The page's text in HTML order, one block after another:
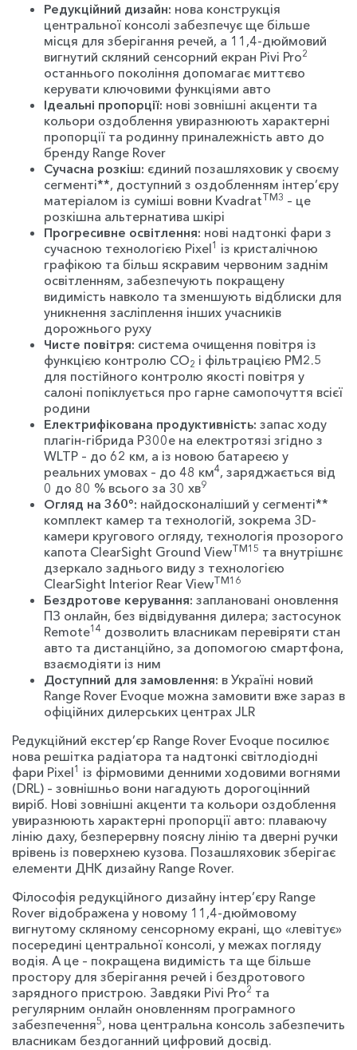
Редукційний дизайн: нова конструкція
центральної консолі забезпечує ще більше
місця для зберігання речей, а 11,4-дюймовий
вигнутий скляний сенсорний екран Pivi Pro2
останнього покоління допомагає миттєво
керувати ключовими функціями авто
Ідеальні пропорції: нові зовнішні акценти та
кольори оздоблення увиразнюють характерні
пропорції та родинну приналежність авто до
бренду Range Rover
Сучасна розкіш: єдиний позашляховик у своєму
сегменті**, доступний з оздобленням інтер’єру
матеріалом із суміші вовни KvadratTM3 – це
розкішна альтернатива шкірі
Прогресивне освітлення: нові надтонкі фари з
сучасною технологією Pixel1 із кристалічною
графікою та більш яскравим червоним заднім
освітленням, забезпечують покращену
видимість навколо та зменшують відблиски для
уникнення засліплення інших учасників
дорожнього руху
Чисте повітря: система очищення повітря із
функцією контролю CO2 і фільтрацією PM2.5
для постійного контролю якості повітря у
салоні попіклується про гарне самопочуття всієї
родини
Електрифікована продуктивність: запас ходу
плагін-гібрида P300e на електротязі згідно з
WLTP – до 62 км, а із новою батареєю у
реальних умовах – до 48 км4, заряджається від
0 до 80 % всього за 30 хв9
Огляд на 360°: найдосконаліший у сегменті**
комплект камер та технологій, зокрема 3D-
камери кругового огляду, технологія прозорого
капота ClearSight Ground ViewTM15 та внутрішнє
дзеркало заднього виду з технологією
ClearSight Interior Rear ViewTM16
Бездротове керування: заплановані оновлення
ПЗ онлайн, без відвідування дилера; застосунок
Remote14 дозволить власникам перевіряти стан
авто та дистанційно, за допомогою смартфона,
взаємодіяти із ним
Доступний для замовлення: в Україні новий
Range Rover Evoque можна замовити вже зараз в
офіційних дилерських центрах JLR
Редукційний екстер’єр Range Rover Evoque посилює
нова решітка радіатора та надтонкі світлодіодні
фари Pixel1 із фірмовими денними ходовими вогнями
(DRL) – зовнішньо вони нагадують дорогоцінний
виріб. Нові зовнішні акценти та кольори оздоблення
увиразнюють характерні пропорції авто: плаваючу
лінію даху, безперервну поясну лінію та дверні ручки
врівень із поверхнею кузова. Позашляховик зберігає
елементи ДНК дизайну Range Rover.
Філософія редукційного дизайну інтер’єру Range
Rover відображена у новому 11,4-дюймовому
вигнутому скляному сенсорному екрані, що «левітує»
посередині центральної консолі, у межах погляду
водія. А це – покращена видимість та ще більше
простору для зберігання речей і бездротового
зарядного пристрою. Завдяки Pivi Pro2 та
регулярним онлайн оновленням програмного
забезпечення5, нова центральна консоль забезпечить
власникам бездоганний цифровий досвід.